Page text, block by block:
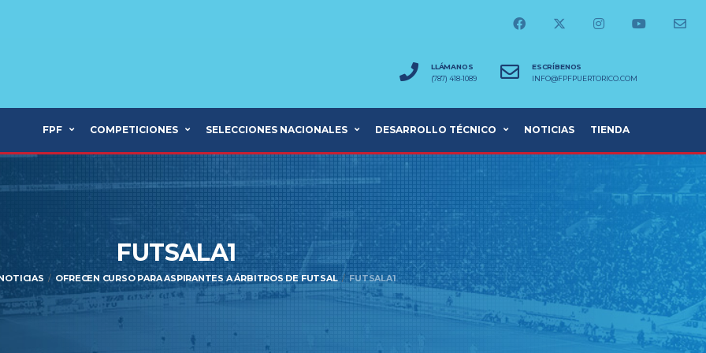
LLÁMANOS
(787) 418-1089
ESCRÍBENOS
INFO@FPFPUERTORICO.COM
FPF COMPETICIONES SELECCIONES NACIONALES DESARROLLO TÉCNICO NOTICIAS TIENDA
FUTSALA1
OFRECEN CURSO PARA ASPIRANTES A ÁRBITROS DE FUTSAL FUTSALA1